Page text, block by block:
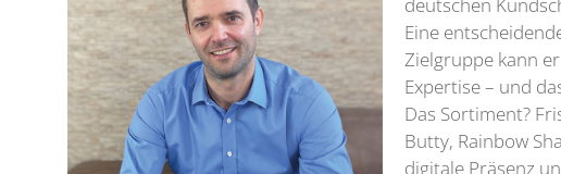
deutschen
Eine
Zielgruppe kann
Expertise – und
Das Sortiment?
Butty, Rainbow
digitale Präsenz